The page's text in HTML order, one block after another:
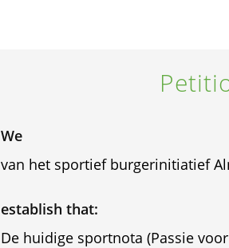
We
van het sportief burgerinitiatief
establish that:
De huidige sportnota (Passie